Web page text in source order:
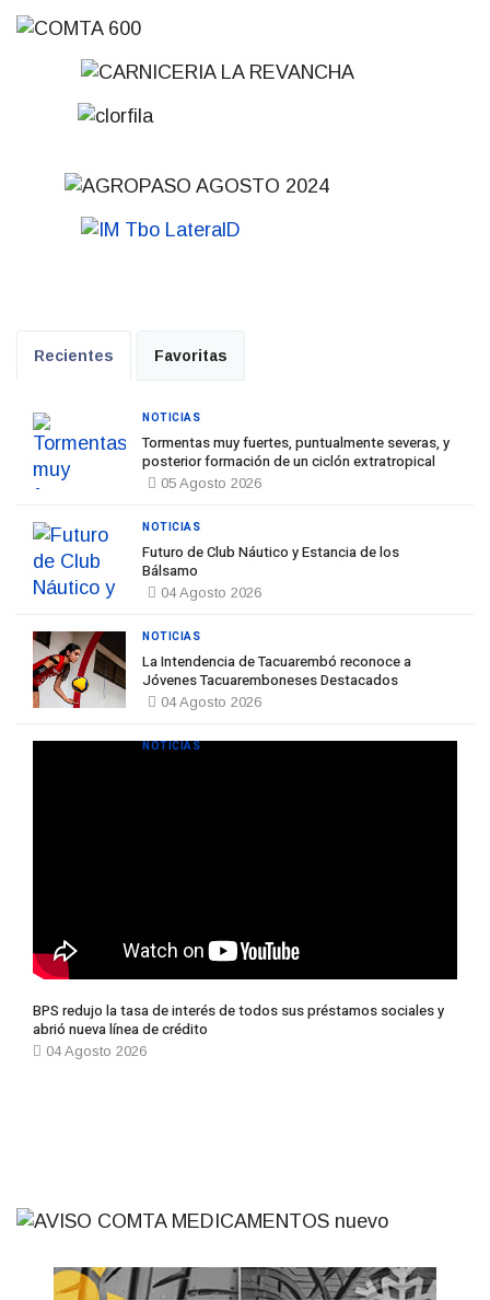
Recientes Favoritas
Tormentas muy fuertes, puntualmente severas, y
posterior formación de un ciclón extratropical
05 Agosto 2026
NOTICIAS
Futuro de Club Náutico y Estancia de los
Bálsamo
04 Agosto 2026
NOTICIAS
La Intendencia de Tacuarembó reconoce a
Jóvenes Tacuaremboneses Destacados
04 Agosto 2026
NOTICIAS
BPS redujo la tasa de interés de todos sus préstamos sociales y
abrió nueva línea de crédito
04 Agosto 2026
NOTICIAS